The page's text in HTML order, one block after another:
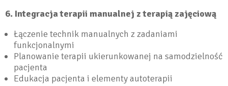
6. Integracja terapii manualnej z terapią zajęciową
Łączenie technik manualnych z zadaniami
funkcjonalnymi
Planowanie terapii ukierunkowanej na samodzielność
pacjenta
Edukacja pacjenta i elementy autoterapii